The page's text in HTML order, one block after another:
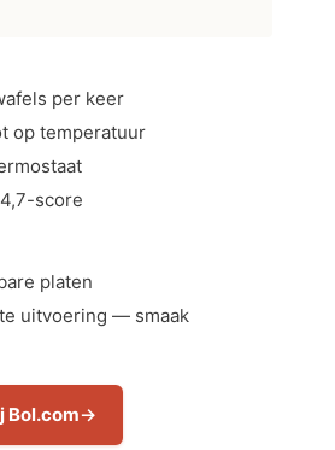
per keer
op temperatuur
score
platen
uitvoering — smaak
Bol.com